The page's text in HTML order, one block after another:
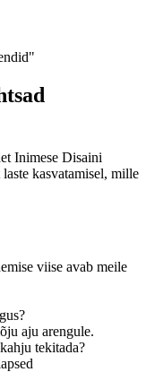
Inimese Disaini
laste kasvatamisel, mille
viise avab meile
aju arengule.
tekitada?